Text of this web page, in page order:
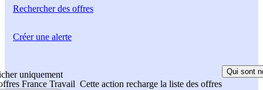
Rechercherdes offres
uniquement
France Travail Cette action recharge la liste des offres
Qui sont
Créer une alerte